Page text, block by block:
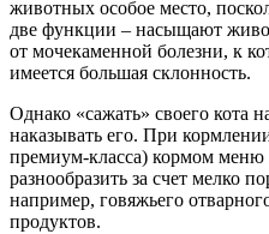
животных особое место,
две функции – насыщают
от мочекаменной болезни, к
имеется большая склонность.
Однако «сажать» своего кота
наказывать его. При
премиум-класса) кормом меню
разнообразить за счет мелко
например, говяжьего
продуктов.